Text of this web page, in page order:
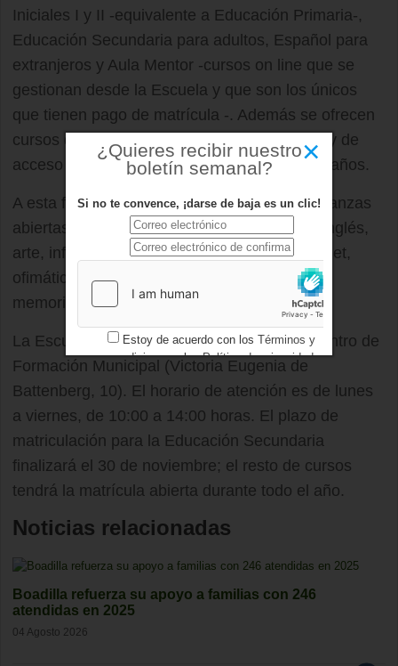
Iniciales I y II -equivalente a Educación Primaria-,
Educación Secundaria para adultos, Español para
extranjeros y Aula Mentor -cursos on line que se
gestionan desde la Escuela y que son los únicos
que tienen pago de matrícula -. Además se ofrecen
cursos de acceso a ciclos de grado superior y de
acceso a la universidad para mayores de 25 años.
A esta formación básica se suman las enseñanzas
abiertas en las que se impartirán cursos de inglés,
arte, informática, historia, aplicaciones, internet,
ofimática, teatro, historia, edición de vídeos y
memoria.
La Escuela de Adultos está ubicada en el Centro de
Formación Municipal (Victoria Eugenia de
Battenberg, 10). El horario de atención es de lunes
a viernes, de 10:00 a 14:00 horas. El plazo de
matriculación para la Educación Secundaria
finalizará el 30 de noviembre; el resto de cursos
tendrá la matrícula abierta durante todo el año.
Noticias relacionadas
Boadilla refuerza su apoyo a familias con 246
atendidas en 2025
04 Agosto 2026
×
¿Quieres recibir nuestro
boletín semanal?
Si no te convence, ¡darse de baja es un clic!
Estoy de acuerdo con los Términos y
condicionesy losPolítica de privacidad